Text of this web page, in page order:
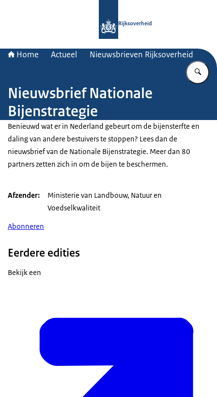
Rijksoverheid
Home Actueel Nieuwsbrieven Rijksoverheid
Nieuwsbrief Nationale
Bijenstrategie
Benieuwd wat er in Nederland gebeurt om de bijensterfte en
daling van andere bestuivers te stoppen? Lees dan de
nieuwsbrief van de Nationale Bijenstrategie. Meer dan 80
partners zetten zich in om de bijen te beschermen.
Afzender
Ministerie van Landbouw, Natuur en
Voedselkwaliteit
Abonneren
Eerdere edities
Bekijk een